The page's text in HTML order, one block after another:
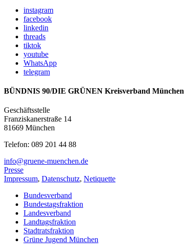
instagram
facebook
linkedin
threads
tiktok
youtube
WhatsApp
telegram
BÜNDNIS 90/DIE GRÜNEN Kreisverband München
Geschäftsstelle
Franziskanerstraße 14
81669 München
Telefon: 089 201 44 88
info@gruene-muenchen.de
Presse
Impressum, Datenschutz, Netiquette
Bundesverband
Bundestagsfraktion
Landesverband
Landtagsfraktion
Stadtratsfraktion
Grüne Jugend München